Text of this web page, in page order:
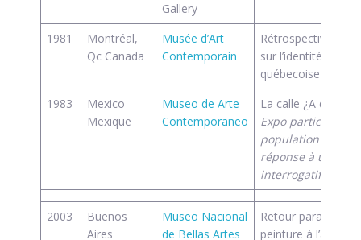
Gallery
1981
Montréal,
Qc Canada
Musée d’Art
Contemporain
Rétrospective et
sur l’identité
québecoise
1983
Mexico
Mexique
Museo de Arte
Contemporaneo
La calle ¿A donde
Expo participative
population de
réponse à un
interrogatif
2003
Buenos
Aires
Museo Nacional
de Bellas Artes
Retour paradoxal
peinture à l’âge du